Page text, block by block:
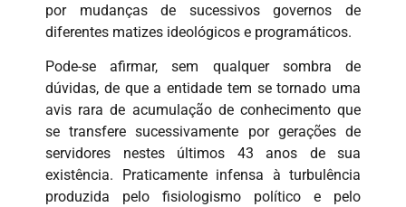
por mudanças de sucessivos governos de
diferentes matizes ideológicos e programáticos.
Pode-se afirmar, sem qualquer sombra de
dúvidas, de que a entidade tem se tornado uma
avis rara de acumulação de conhecimento que
se transfere sucessivamente por gerações de
servidores nestes últimos 43 anos de sua
existência. Praticamente infensa à turbulência
produzida pelo fisiologismo político e pelo